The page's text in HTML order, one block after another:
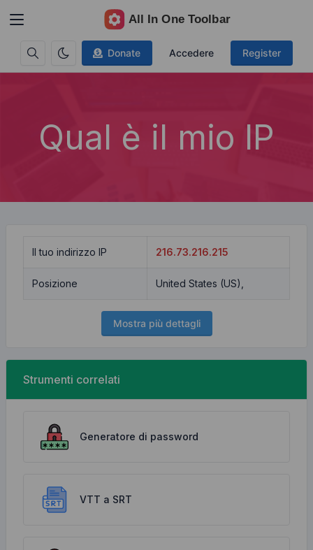
Donate Accedere Register
Qual è il mio IP
Il tuo indirizzo IP 216.73.216.215
Posizione United States (US),
Mostra più dettagli
Strumenti correlati
Generatore di password
VTT a SRT